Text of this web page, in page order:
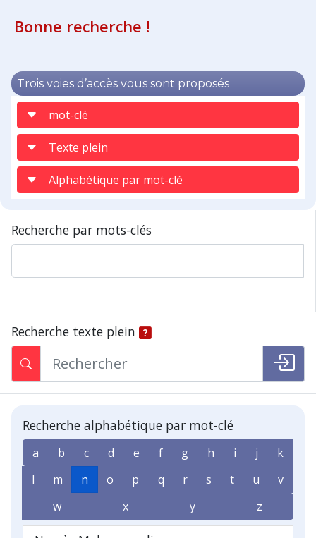
Bonne recherche !
Trois voies d’accès vous sont proposés
mot-clé
Texte plein
Alphabétique par mot-clé
Recherche par mots-clés
Recherche texte plein
Recherche alphabétique par mot-clé
a b c d e f g h i j
k
l
m n o p q r s t u
v
w
x y z